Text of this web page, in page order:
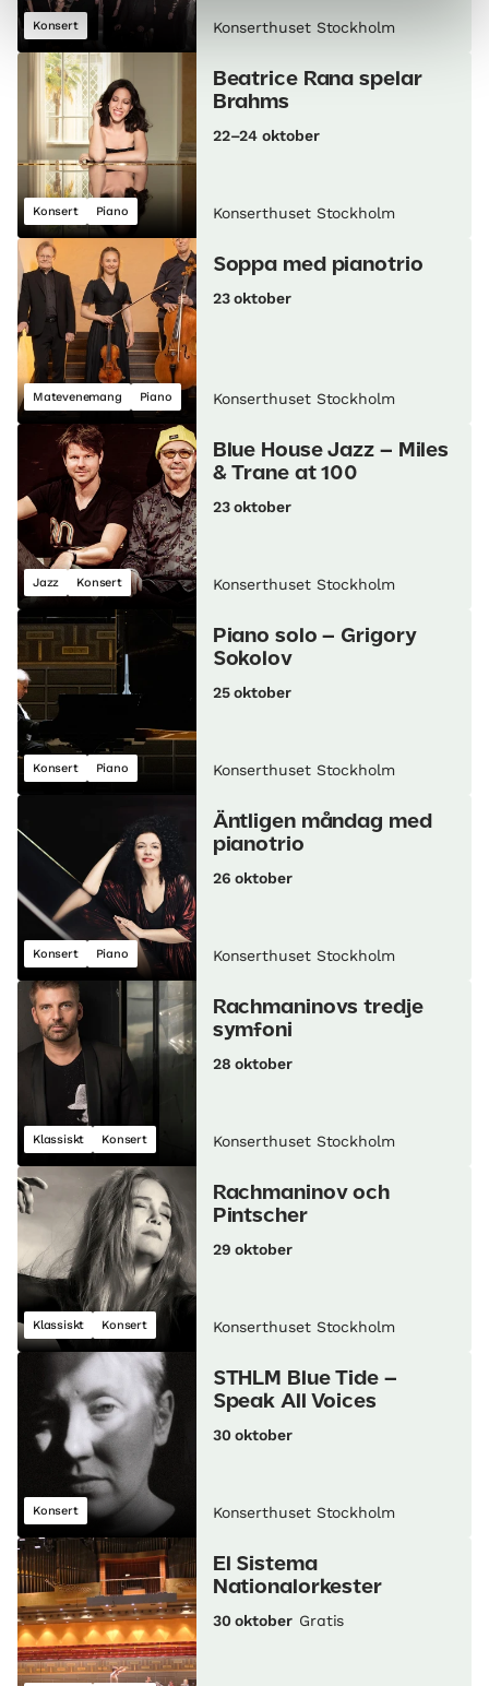
Konsert Konserthuset Stockholm
Konsert Piano
Beatrice Rana spelar
Brahms
22–24 oktober
Konserthuset Stockholm
Matevenemang Piano
Soppa med pianotrio
23 oktober
Konserthuset Stockholm
Jazz Konsert
Blue House Jazz – Miles
& Trane at 100
23 oktober
Konserthuset Stockholm
Konsert Piano
Piano solo – Grigory
Sokolov
25 oktober
Konserthuset Stockholm
Konsert Piano
Äntligen måndag med
pianotrio
26 oktober
Konserthuset Stockholm
Klassiskt Konsert
Rachmaninovs tredje
symfoni
28 oktober
Konserthuset Stockholm
Klassiskt Konsert
Rachmaninov och
Pintscher
29 oktober
Konserthuset Stockholm
Konsert
STHLM Blue Tide –
Speak All Voices
30 oktober
Konserthuset Stockholm
El Sistema
Nationalorkester
30 oktober Gratis